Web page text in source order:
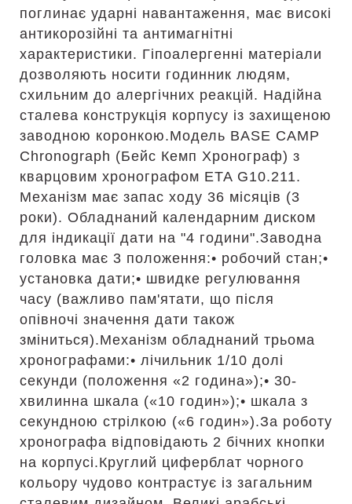
поглинає ударні навантаження, має високі
антикорозійні та антимагнітні
характеристики. Гіпоалергенні матеріали
дозволяють носити годинник людям,
схильним до алергічних реакцій. Надійна
сталева конструкція корпусу із захищеною
заводною коронкою.Модель BASE CAMP
Chronograph (Бейс Кемп Хронограф) з
кварцовим хронографом ETA G10.211.
Механізм має запас ходу 36 місяців (3
роки). Обладнаний календарним диском
для індикації дати на "4 години".Заводна
головка має 3 положення:• робочий стан;•
установка дати;• швидке регулювання
часу (важливо пам'ятати, що після
опівночі значення дати також
зміниться).Механізм обладнаний трьома
хронографами:• лічильник 1/10 долі
секунди (положення «2 година»);• 30-
хвилинна шкала («10 годин»);• шкала з
секундною стрілкою («6 годин»).За роботу
хронографа відповідають 2 бічних кнопки
на корпусі.Круглий циферблат чорного
кольору чудово контрастує із загальним